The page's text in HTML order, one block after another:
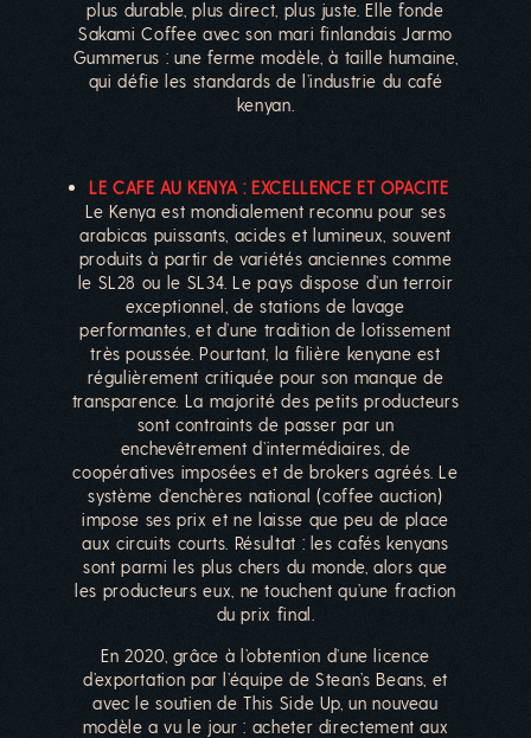
plus durable, plus direct, plus juste. Elle fonde
Sakami Coffee avec son mari finlandais Jarmo
Gummerus : une ferme modèle, à taille humaine,
qui défie les standards de l’industrie du café
kenyan.
LE CAFE AU KENYA : EXCELLENCE ET OPACITE
Le Kenya est mondialement reconnu pour ses
arabicas puissants, acides et lumineux, souvent
produits à partir de variétés anciennes comme
le SL28 ou le SL34. Le pays dispose d’un terroir
exceptionnel, de stations de lavage
performantes, et d’une tradition de lotissement
très poussée. Pourtant, la filière kenyane est
régulièrement critiquée pour son manque de
transparence. La majorité des petits producteurs
sont contraints de passer par un
enchevêtrement d’intermédiaires, de
coopératives imposées et de brokers agréés. Le
système d’enchères national (coffee auction)
impose ses prix et ne laisse que peu de place
aux circuits courts. Résultat : les cafés kenyans
sont parmi les plus chers du monde, alors que
les producteurs eux, ne touchent qu’une fraction
du prix final.
En 2020, grâce à l’obtention d’une licence
d’exportation par l’équipe de Stean’s Beans, et
avec le soutien de This Side Up, un nouveau
modèle a vu le jour : acheter directement aux